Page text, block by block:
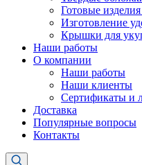
Готовые
Изготовление
Крышки для
Наши работы
О компании
Наши работы
Наши клиенты
Сертификаты и
Доставка
Популярные вопросы
Контакты